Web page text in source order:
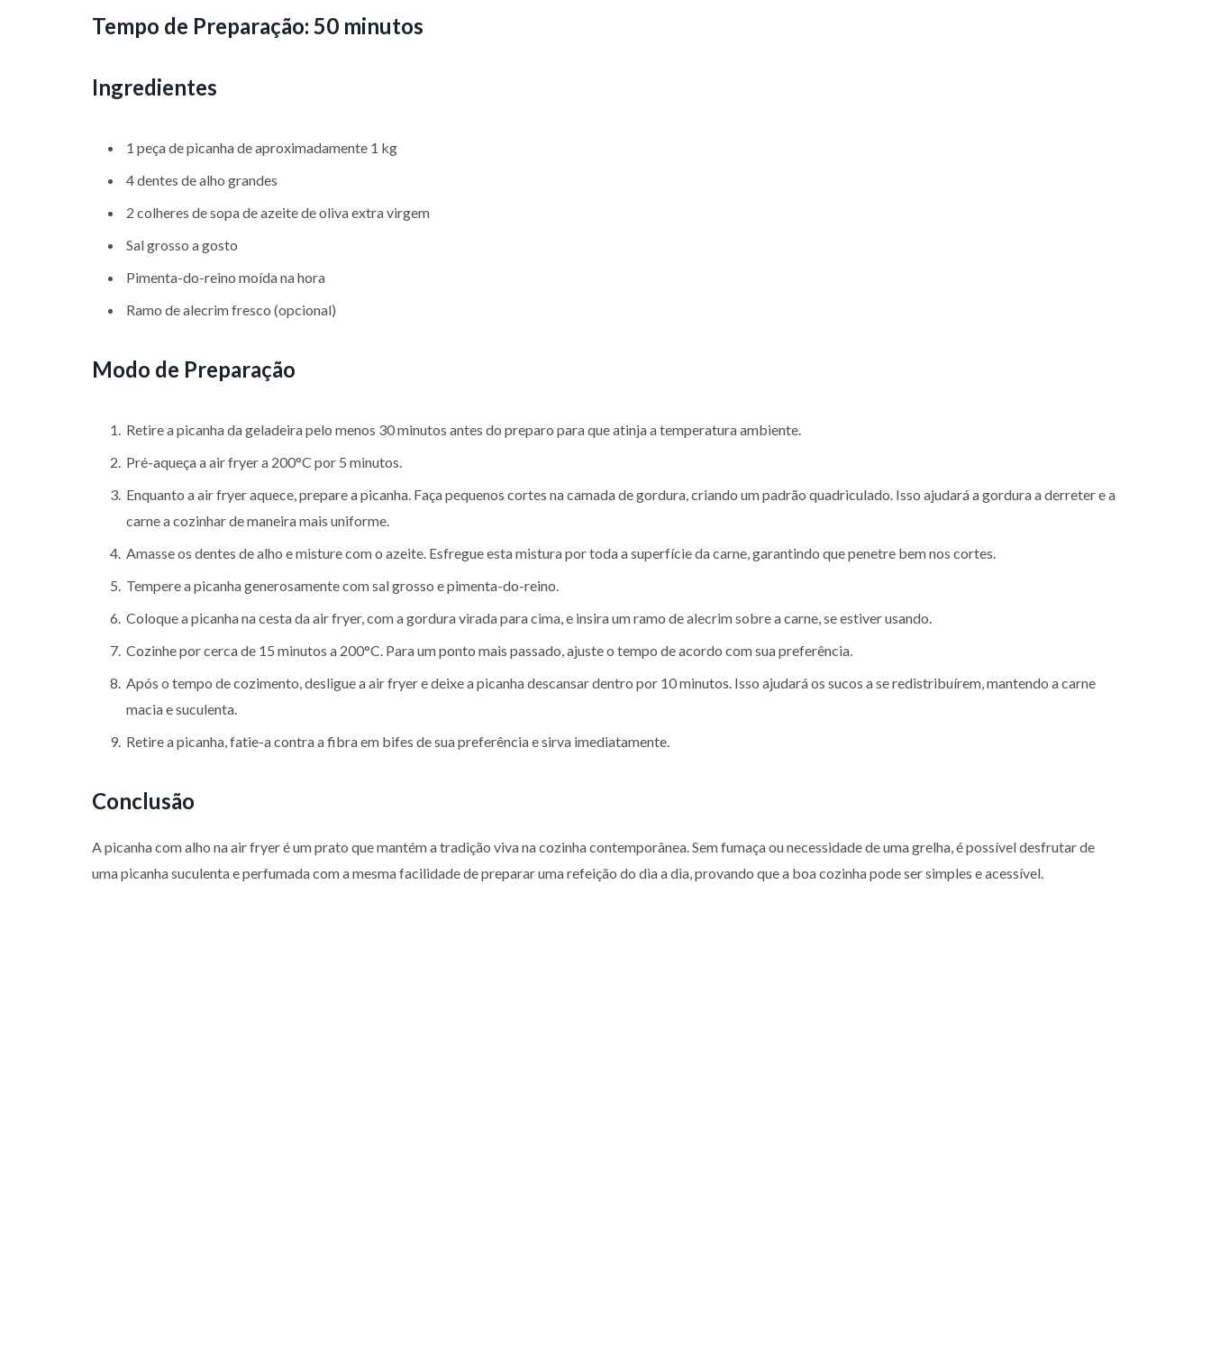
Tempo de Preparação: 50 minutos
Ingredientes
1 peça de picanha de aproximadamente 1 kg
4 dentes de alho grandes
2 colheres de sopa de azeite de oliva extra virgem
Sal grosso a gosto
Pimenta-do-reino moída na hora
Ramo de alecrim fresco (opcional)
Modo de Preparação
Retire a picanha da geladeira pelo menos 30 minutos antes do preparo para que atinja a temperatura ambiente.
Pré-aqueça a air fryer a 200°C por 5 minutos.
Enquanto a air fryer aquece, prepare a picanha. Faça pequenos cortes na camada de gordura, criando um padrão quadriculado. Isso ajudará a gordura a derreter e a
carne a cozinhar de maneira mais uniforme.
Amasse os dentes de alho e misture com o azeite. Esfregue esta mistura por toda a superfície da carne, garantindo que penetre bem nos cortes.
Tempere a picanha generosamente com sal grosso e pimenta-do-reino.
Coloque a picanha na cesta da air fryer, com a gordura virada para cima, e insira um ramo de alecrim sobre a carne, se estiver usando.
Cozinhe por cerca de 15 minutos a 200°C. Para um ponto mais passado, ajuste o tempo de acordo com sua preferência.
Após o tempo de cozimento, desligue a air fryer e deixe a picanha descansar dentro por 10 minutos. Isso ajudará os sucos a se redistribuírem, mantendo a carne
macia e suculenta.
Retire a picanha, fatie-a contra a fibra em bifes de sua preferência e sirva imediatamente.
Conclusão
A picanha com alho na air fryer é um prato que mantém a tradição viva na cozinha contemporânea. Sem fumaça ou necessidade de uma grelha, é possível desfrutar de
uma picanha suculenta e perfumada com a mesma facilidade de preparar uma refeição do dia a dia, provando que a boa cozinha pode ser simples e acessível.